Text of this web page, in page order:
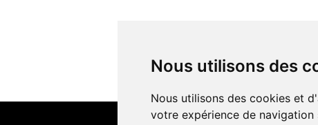
Nous utilisons des
Nous utilisons des cookies et
votre expérience de